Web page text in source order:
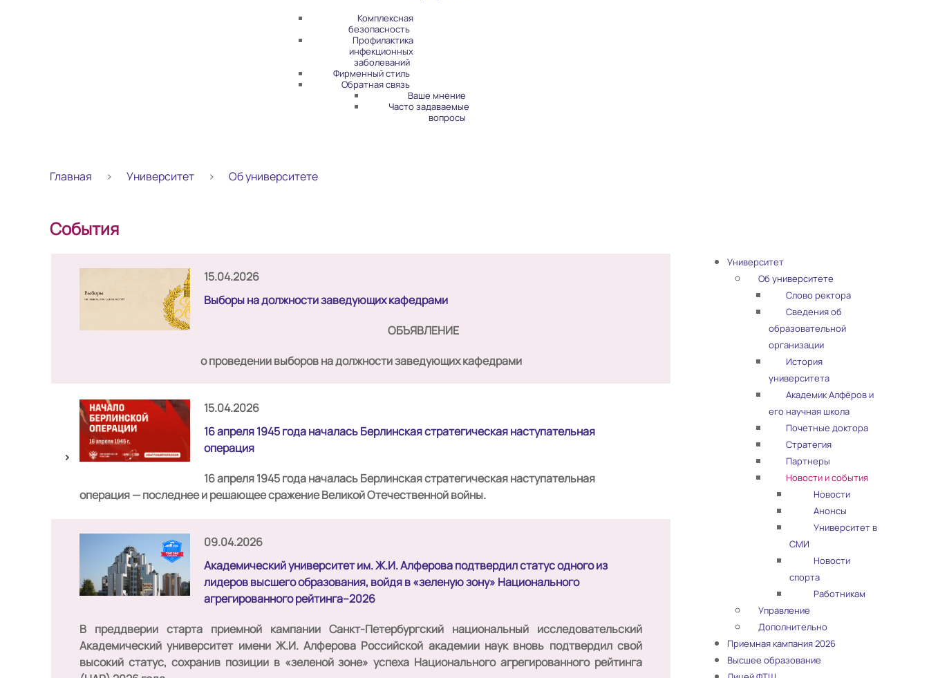
Комплексная
безопасность
Профилактика
инфекционных
заболеваний
Фирменный стиль
Обратная связь
Ваше мнение
Часто задаваемые
вопросы
Главная Университет Об университете
События
15.04.2026
Выборы на должности заведующих кафедрами
ОБЪЯВЛЕНИЕ
о проведении выборов на должности заведующих кафедрами
15.04.2026
16 апреля 1945 года началась Берлинская стратегическая наступательная
операция
16 апреля 1945 года началась Берлинская стратегическая наступательная
операция — последнее и решающее сражение Великой Отечественной войны.
09.04.2026
Академический университет им. Ж.И. Алферова подтвердил статус одного из
лидеров высшего образования, войдя в «зеленую зону» Национального
агрегированного рейтинга–2026
В преддверии старта приемной кампании Санкт-Петербургский национальный исследовательский
Академический университет имени Ж.И. Алферова Российской академии науквновь подтвердил свой
высокий статус, сохранив позиции в «зеленой зоне» успеха Национального агрегированного рейтинга
Университет
Об университете
Слово ректора
Сведения об
образовательной
организации
История
университета
Академик Алфёров и
его научная школа
Почетные доктора
Стратегия
Партнеры
Новости и события
Новости
Анонсы
Университет в
СМИ
Новости
спорта
Работникам
Управление
Дополнительно
Приемная кампания 2026
Высшее образование